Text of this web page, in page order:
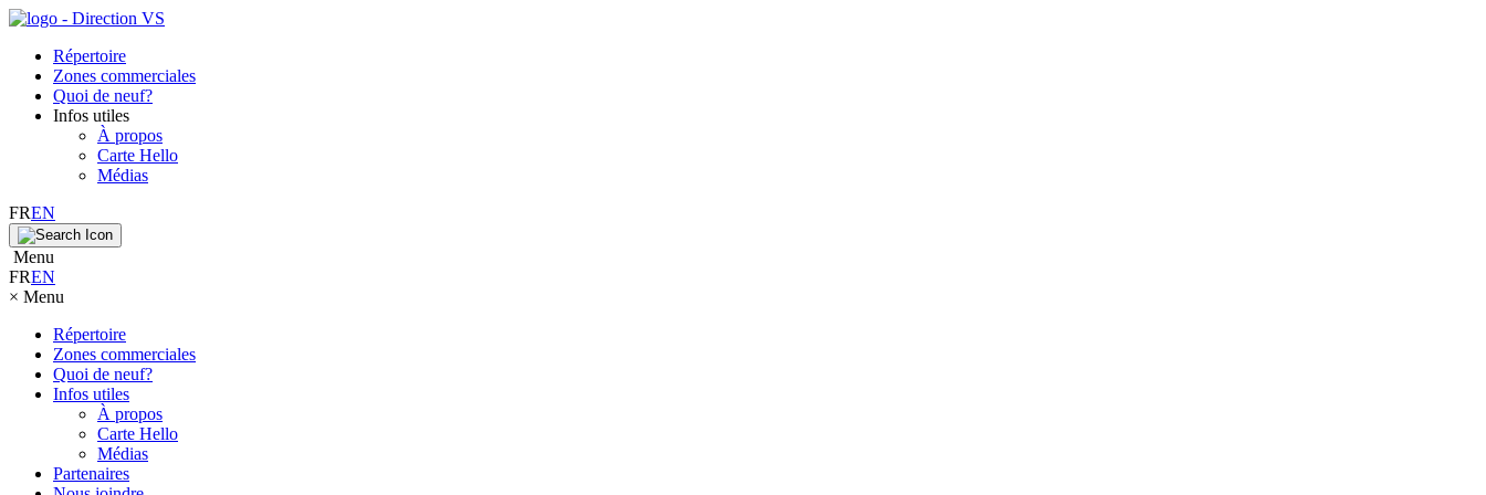
Répertoire
Zones commerciales
Quoi de neuf?
Infos utiles
À propos
Carte Hello
Médias
FREN
Menu
FREN
× Menu
Répertoire
Zones commerciales
Quoi de neuf?
Infos utiles
À propos
Carte Hello
Médias
Partenaires